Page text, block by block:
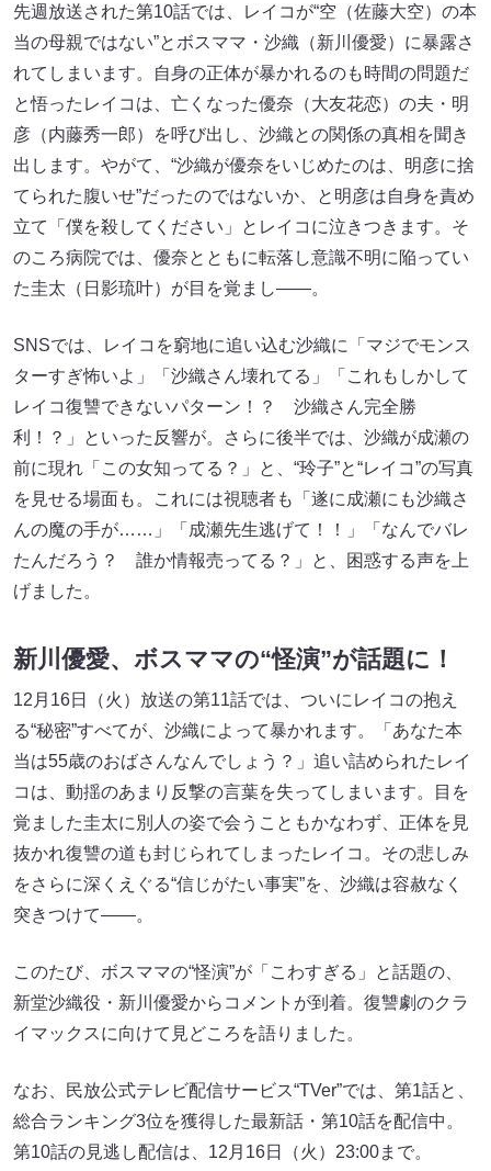
先週放送された第10話では、レイコが“空（佐藤大空）の本
当の母親ではない”とボスママ・沙織（新川優愛）に暴露さ
れてしまいます。自身の正体が暴かれるのも時間の問題だ
と悟ったレイコは、亡くなった優奈（大友花恋）の夫・明
彦（内藤秀一郎）を呼び出し、沙織との関係の真相を聞き
出します。やがて、“沙織が優奈をいじめたのは、明彦に捨
てられた腹いせ”だったのではないか、と明彦は自身を責め
立て「僕を殺してください」とレイコに泣きつきます。そ
のころ病院では、優奈とともに転落し意識不明に陥ってい
た圭太（日影琉叶）が目を覚まし――。
SNSでは、レイコを窮地に追い込む沙織に「マジでモンス
ターすぎ怖いよ」「沙織さん壊れてる」「これもしかして
レイコ復讐できないパターン！？ 沙織さん完全勝
利！？」といった反響が。さらに後半では、沙織が成瀬の
前に現れ「この女知ってる？」と、“玲子”と“レイコ”の写真
を見せる場面も。これには視聴者も「遂に成瀬にも沙織さ
んの魔の手が……」「成瀬先生逃げて！！」「なんでバレ
たんだろう？ 誰か情報売ってる？」と、困惑する声を上
げました。
新川優愛、 ボスママの“怪演”が話題に！
12月16日（火）放送の第11話では、ついにレイコの抱え
る“秘密”すべてが、沙織によって暴かれます。「あなた本
当は55歳のおばさんなんでしょう？」追い詰められたレイ
コは、動揺のあまり反撃の言葉を失ってしまいます。目を
覚ました圭太に別人の姿で会うこともかなわず、正体を見
抜かれ復讐の道も封じられてしまったレイコ。その悲しみ
をさらに深くえぐる“信じがたい事実”を、沙織は容赦なく
突きつけて――。
このたび、ボスママの“怪演”が「こわすぎる」と話題の、
新堂沙織役・新川優愛からコメントが到着。復讐劇のクラ
イマックスに向けて見どころを語りました。
なお、民放公式テレビ配信サービス“TVer”では、第1話と、
総合ランキング3位を獲得した最新話・第10話を配信中。
第10話の見逃し配信は、12月16日（火）23:00まで。